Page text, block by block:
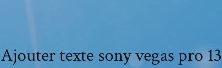
Ajouter texte sony vegas pro 13